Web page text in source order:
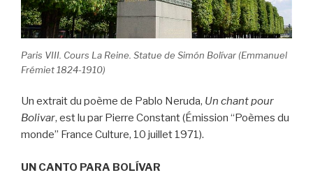
Paris VIII. Cours La Reine. Statue de Simón Bolívar (Emmanuel
Frémiet 1824-1910)
Un extrait du poème de Pablo Neruda, Un chant pour
Bolivar, est lu par Pierre Constant (Émission “Poèmes du
monde” France Culture, 10 juillet 1971).
UN CANTO PARA BOLÍVAR